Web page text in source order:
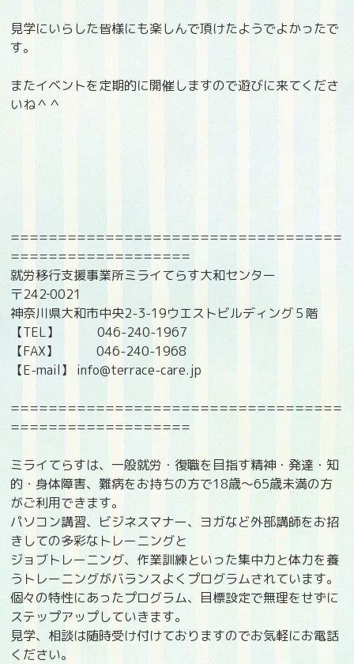
見学にいらした皆様にも楽しんで頂けたようでよかったで
す。
またイベントを定期的に開催しますので遊びに来てくださ
いね＾＾
===================================
===================
就労移行支援事業所ミライてらす大和センター
〒242‐0021
神奈川県大和市中央2-3-19ウエストビルディング５階
【TEL】 046-240-1967
【FAX】 046-240-1968
【E-mail】 info@terrace-care.jp
===================================
===================
ミライてらすは、一般就労・復職を目指す精神・発達・知
的・身体障害、難病をお持ちの方で18歳〜65歳未満の方
がご利用できます。
パソコン講習、ビジネスマナー、ヨガなど外部講師をお招
きしての多彩なトレーニングと
ジョブトレーニング、作業訓練といった集中力と体力を養
うトレーニングがバランスよくプログラムされています。
個々の特性にあったプログラム、目標設定で無理をせずに
ステップアップしていきます。
見学、相談は随時受け付けておりますのでお気軽にお電話
ください。